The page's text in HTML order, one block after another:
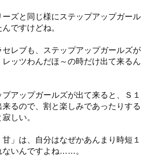
ズと同じ様にステップアップガール
ですけどね。
レブも、ステップアップガールズが
ッツわんだほ～の時だけ出て来るん
アップガールズが出て来ると、Ｓ１
るので、割と楽しみであったりする
しい。
甘」は、自分はなぜかあんまり時短１
ないんですよね……。